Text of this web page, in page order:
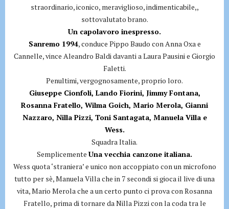
straordinario, iconico, meraviglioso, indimenticabile,,
sottovalutato brano.
Un capolavoro inespresso.
Sanremo 1994, conduce Pippo Baudo con Anna Oxa e
Cannelle, vince Aleandro Baldi davanti a Laura Pausini e Giorgio
Faletti.
Penultimi, vergognosamente, proprio loro.
Giuseppe Cionfoli, Lando Fiorini, Jimmy Fontana,
Rosanna Fratello, Wilma Goich, Mario Merola, Gianni
Nazzaro, Nilla Pizzi, Toni Santagata, Manuela Villa e
Wess.
Squadra Italia.
SemplicementeUna vecchia canzone italiana.
Wess quota ‘straniera’ e unico non accoppiato con un microfono
tutto per sè, Manuela Villa che in 7 secondi si gioca il live di una
vita, Mario Merola che a un certo punto ci prova con Rosanna
Fratello, prima di tornare da Nilla Pizzi con la coda tra le